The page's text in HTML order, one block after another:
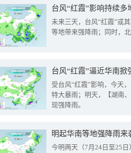
台风“红霞”影响持续
未来三天，台风“红霞”或
等地带来强降雨；同时，
台风“红霞”逼近华南
受台风“红霞”影响，今天
特大暴雨；明天，【湖南
现强降雨。
明起华南等地强降雨
今明两天（7月24日至25